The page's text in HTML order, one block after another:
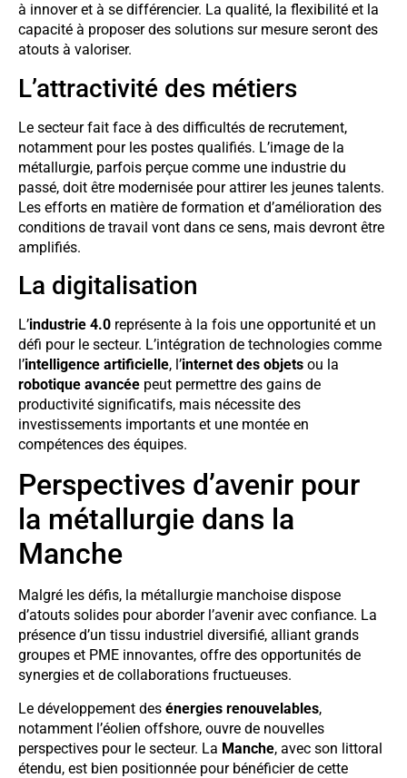
à innover et à se différencier. La qualité, la flexibilité et la
capacité à proposer des solutions sur mesure seront des
atouts à valoriser.
L’attractivité des métiers
Le secteur fait face à des difficultés de recrutement,
notamment pour les postes qualifiés. L’image de la
métallurgie, parfois perçue comme une industrie du
passé, doit être modernisée pour attirer les jeunes talents.
Les efforts en matière de formation et d’amélioration des
conditions de travail vont dans ce sens, mais devront être
amplifiés.
La digitalisation
L’industrie 4.0 représente à la fois une opportunité et un
défi pour le secteur. L’intégration de technologies comme
l’intelligence artificielle, l’internet des objets ou la
robotique avancée peut permettre des gains de
productivité significatifs, mais nécessite des
investissements importants et une montée en
compétences des équipes.
Perspectives d’avenir pour
la métallurgie dans la
Manche
Malgré les défis, la métallurgie manchoise dispose
d’atouts solides pour aborder l’avenir avec confiance. La
présence d’un tissu industriel diversifié, alliant grands
groupes et PME innovantes, offre des opportunités de
synergies et de collaborations fructueuses.
Le développement des énergies renouvelables,
notamment l’éolien offshore, ouvre de nouvelles
perspectives pour le secteur. La Manche, avec son littoral
étendu, est bien positionnée pour bénéficier de cette